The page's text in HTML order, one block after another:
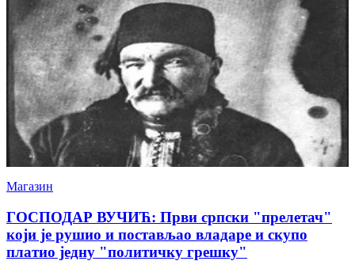
Магазин
ГОСПОДАР ВУЧИЋ: Први српски "прелетач"
који је рушио и постављао владаре и скупо
платио једну "политичку грешку"